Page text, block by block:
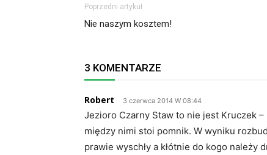
Poprzedni artykuł
Nie naszym kosztem!
3 KOMENTARZE
Robert 3 czerwca 2014 W 08:44
Jezioro Czarny Staw to nie jest Kruczek –
między nimi stoi pomnik. W wyniku
prawie wyschły a kłótnie do kogo należy